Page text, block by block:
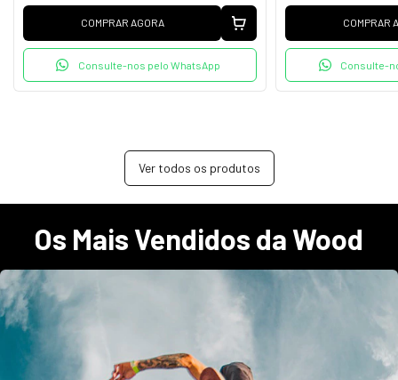
COMPRAR AGORA
Consulte-nos pelo WhatsApp
COMPRAR
Consulte-
Ver todos os produtos
Os Mais Vendidos da Wood